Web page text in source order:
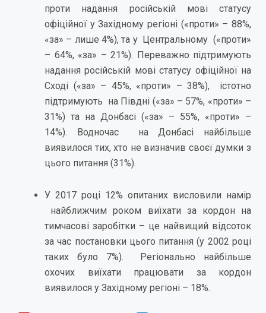
проти надання російській мові статусу
офіційної у Західному регіоні («проти» – 88%,
«за» – лише 4%), та у Центральному («проти»
– 64%, «за» – 21%). Переважно підтримують
надання російській мові статусу офіційної на
Сході («за» – 45%, «проти» – 38%), істотно
підтримують на Півдні («за» – 57%, «проти» –
31%) та на Донбасі («за» – 55%, «проти» –
14%). Водночас на Донбасі найбільше
виявилося тих, хто не визначив своєї думки з
цього питання (31%).
У 2017 році 12% опитаних висловили намір
найближчим роком виїхати за кордон на
тимчасові заробітки – це найвищий відсоток
за час постановки цього питання (у 2002 році
таких було 7%). Регіонально найбільше
охочих виїхати працювати за кордон
виявилося у Західному регіоні – 18%.